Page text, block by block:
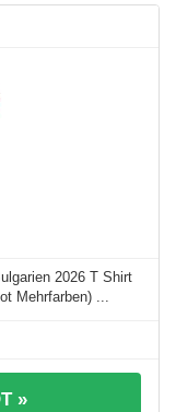
2026 T Shirt
Mehrfarben) ...
»